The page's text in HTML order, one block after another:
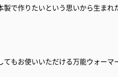
で作りたいという思いから生まれ
もお使いいただける万能ウォーマ